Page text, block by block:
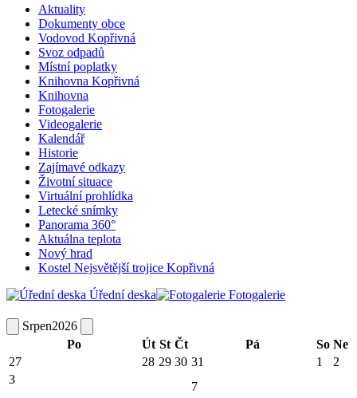
Aktuality
Dokumenty obce
Vodovod Kopřivná
Svoz odpadů
Místní poplatky
Knihovna Kopřivná
Knihovna
Fotogalerie
Videogalerie
Kalendář
Historie
Zajímavé odkazy
Životní situace
Virtuální prohlídka
Letecké snímky
Panorama 360°
Aktuálna teplota
Nový hrad
Kostel Nejsvětější trojice Kopřivná
Úřední deska
Fotogalerie
Srpen2026
Po
Út St Čt Pá So Ne
27
28 29 30 31 1
2
3
7